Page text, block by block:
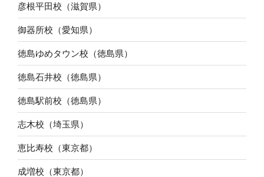
彦根平田校（滋賀県）
御器所校（愛知県）
徳島ゆめタウン校（徳島県）
徳島石井校（徳島県）
徳島駅前校（徳島県）
志木校（埼玉県）
恵比寿校（東京都）
成増校（東京都）